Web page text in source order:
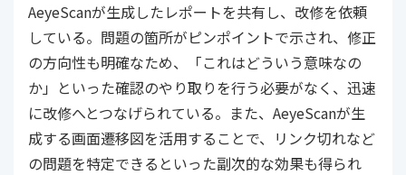
AeyeScanが生成したレポートを共有し、改修を依頼
している。問題の箇所がピンポイントで示され、修正
の方向性も明確なため、「これはどういう意味なの
か」といった確認のやり取りを行う必要がなく、迅速
に改修へとつなげられている。また、AeyeScanが生
成する画面遷移図を活用することで、リンク切れなど
の問題を特定できるといった副次的な効果も得られ